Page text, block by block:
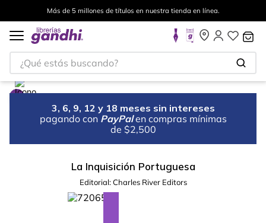
Más de 5 millones de títulos en nuestra tienda en línea.
¿Qué estás buscando?
3, 6, 9, 12 y 18 meses sin intereses
pagando con PayPal en compras mínimas
de $2,500
La Inquisición Portuguesa
Editorial: Charles River Editors